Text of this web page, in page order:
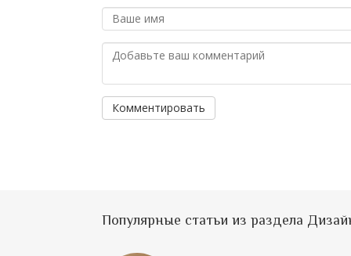
Комментировать
Популярные статьи из раздела